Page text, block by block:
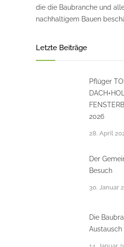
die die Baubranche und
nachhaltigem Bauen
Letzte Beiträge
Pflüger
2026
28. April
Der
Besuch
30. Januar
Die
Austausch